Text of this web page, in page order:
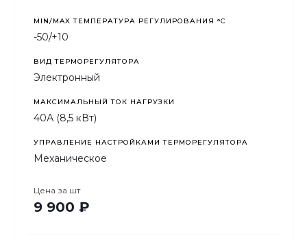
MIN/MAX ТЕМПЕРАТУРА РЕГУЛИРОВАНИЯ °С
-50/+10
ВИД ТЕРМОРЕГУЛЯТОРА
Электронный
МАКСИМАЛЬНЫЙ ТОК НАГРУЗКИ
40А (8,5 кВт)
УПРАВЛЕНИЕ НАСТРОЙКАМИ ТЕРМОРЕГУЛЯТОРА
Механическое
Цена за шт
9 900 ₽